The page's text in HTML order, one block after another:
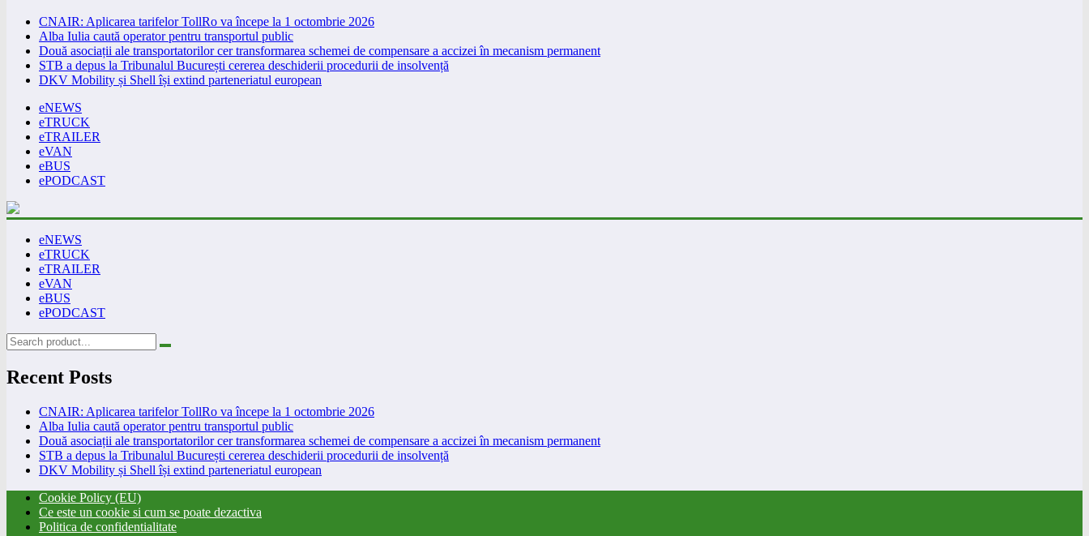
CNAIR: Aplicarea tarifelor TollRo va începe la 1 octombrie 2026
Alba Iulia caută operator pentru transportul public
Două asociații ale transportatorilor cer transformarea schemei de compensare a accizei în mecanism permanent
STB a depus la Tribunalul București cererea deschiderii procedurii de insolvență
DKV Mobility și Shell își extind parteneriatul european
eNEWS
eTRUCK
eTRAILER
eVAN
eBUS
ePODCAST
eNEWS
eTRUCK
eTRAILER
eVAN
eBUS
ePODCAST
Recent Posts
CNAIR: Aplicarea tarifelor TollRo va începe la 1 octombrie 2026
Alba Iulia caută operator pentru transportul public
Două asociații ale transportatorilor cer transformarea schemei de compensare a accizei în mecanism permanent
STB a depus la Tribunalul București cererea deschiderii procedurii de insolvență
DKV Mobility și Shell își extind parteneriatul european
Cookie Policy (EU)
Ce este un cookie si cum se poate dezactiva
Politica de confidentialitate